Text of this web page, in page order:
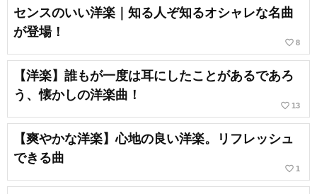
センスのいい洋楽｜知る人ぞ知るオシャレな名曲
が登場！
favorite_border 8
【洋楽】誰もが一度は耳にしたことがあるであろ
う、懐かしの洋楽曲！
favorite_border 13
【爽やかな洋楽】心地の良い洋楽。リフレッシュ
できる曲
favorite_border 1